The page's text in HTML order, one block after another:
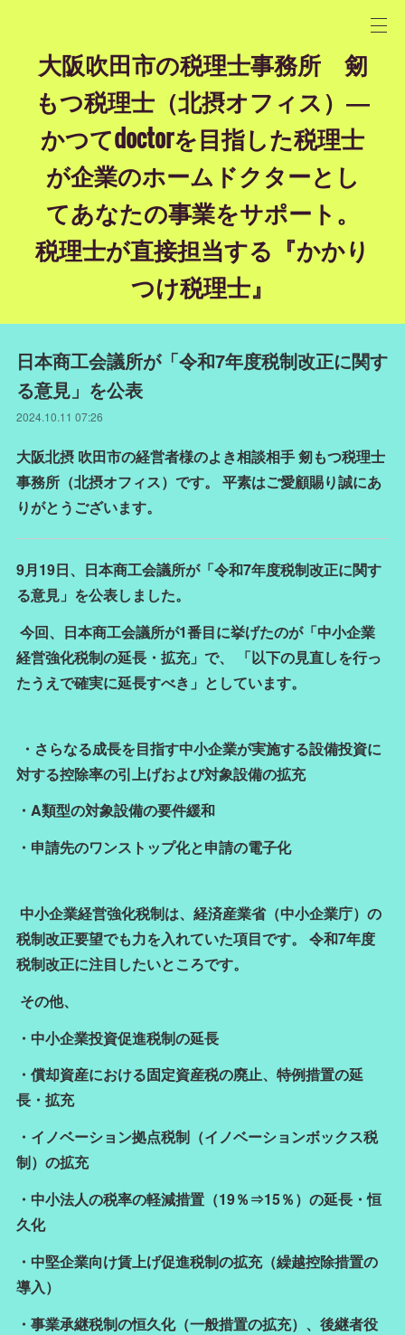
大阪吹田市の税理士事務所 剱
もつ税理士（北摂オフィス）―
かつてdoctorを目指した税理士
が企業のホームドクターとし
てあなたの事業をサポート。
税理士が直接担当する『かかり
つけ税理士』
日本商工会議所が「令和7年度税制改正に関す
る意見」を公表
2024.10.11 07:26
大阪北摂 吹田市の経営者様のよき相談相手 剱もつ税理士
事務所（北摂オフィス）です。 平素はご愛顧賜り誠にあ
りがとうございます。
9月19日、日本商工会議所が「令和7年度税制改正に関す
る意見」を公表しました。
今回、日本商工会議所が1番目に挙げたのが「中小企業
経営強化税制の延長・拡充」で、 「以下の見直しを行っ
たうえで確実に延長すべき」としています。
・さらなる成長を目指す中小企業が実施する設備投資に
対する控除率の引上げおよび対象設備の拡充
・A類型の対象設備の要件緩和
・申請先のワンストップ化と申請の電子化
中小企業経営強化税制は、経済産業省（中小企業庁）の
税制改正要望でも力を入れていた項目です。 令和7年度
税制改正に注目したいところです。
その他、
・中小企業投資促進税制の延長
・償却資産における固定資産税の廃止、特例措置の延
長・拡充
・イノベーション拠点税制（イノベーションボックス税
制）の拡充
・中小法人の税率の軽減措置（19％⇒15％）の延長・恒
久化
・中堅企業向け賃上げ促進税制の拡充（繰越控除措置の
導入）
・事業承継税制の恒久化（一般措置の拡充）、後継者役